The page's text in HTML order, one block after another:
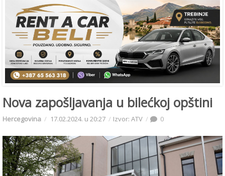
Nova zapošljavanja u bilećkoj opštini
Hercegovina 17.02.2024. u 20:27 Izvor: ATV 0